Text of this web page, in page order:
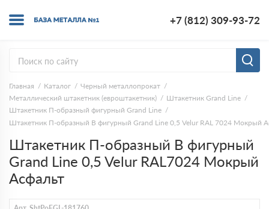
+7 (812) 309-93-72
Главная Каталог
Черный металлопрокат
Металлический штакетник (евроштакетник)
Штакетник Grand Line
Штакетник П-образный фигурный Grand Line
Штакетник П-образный B фигурный Grand Line 0,5 Velur RAL 7024 Мокрый
Штакетник П-образный B фигурный
Grand Line 0,5 Velur RAL7024 Мокрый
Асфальт